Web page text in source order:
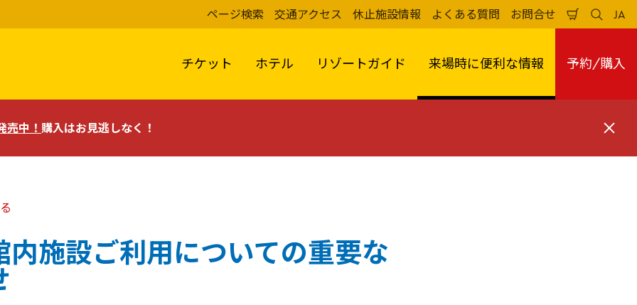
ページ検索 交通アクセス 休止施設情報 よくある質問 お問合せ
い
か
ご
検
索
る
JA
日
本
チケット ホテル リゾートガイド 来場時に便利な情報 予約/購入
売中！ 購入はお見逃しなく！
閉
る
内施設ご利用についての重要な